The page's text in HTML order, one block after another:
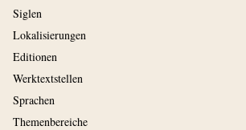
Siglen
Lokalisierungen
Editionen
Werktextstellen
Sprachen
Themenbereiche